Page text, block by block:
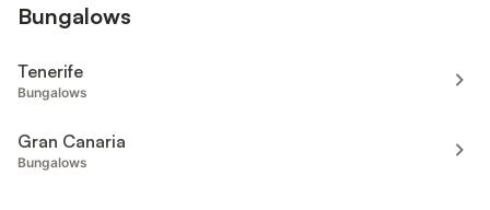
Bungalows
Tenerife
Bungalows
Gran Canaria
Bungalows